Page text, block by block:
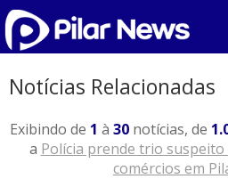
Notícias Relacionadas
Exibindo de 1 à 30notícias, de
a Polícia prende trio
comércios em